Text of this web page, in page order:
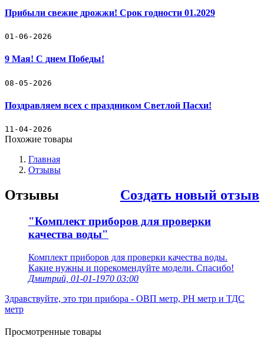
Прибыли свежие дрожжи! Срок годности 01.2029
01-06-2026
9 Мая! С днем Победы!
08-05-2026
Поздравляем всех с праздником Светлой Пасхи!
11-04-2026
Похожие товары
Главная
Отзывы
Отзывы Создать новый отзыв
"Комплект приборов для проверки
качества воды"
Комплект приборов для проверки качества воды.
Какие нужны и порекомендуйте модели. Спасибо!
Дмитрий, 01-01-1970 03:00
Здравствуйте, это три прибора - ОВП метр, РН метр и ТДС
метр
Просмотренные товары